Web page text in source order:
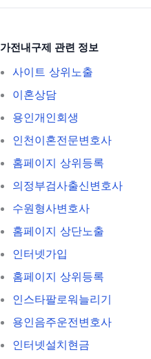
가전내구제 관련 정보
사이트 상위노출
이혼상담
용인개인회생
인천이혼전문변호사
홈페이지 상위등록
의정부검사출신변호사
수원형사변호사
홈페이지 상단노출
인터넷가입
홈페이지 상위등록
인스타팔로워늘리기
용인음주운전변호사
인터넷설치현금